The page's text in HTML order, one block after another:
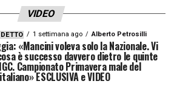
VIDEO
1 settimana ago Alberto Petrosilli
«Mancini voleva solo la Nazionale. Vi
è successo davvero dietro le quinte
Campionato Primavera male del
ESCLUSIVA e VIDEO